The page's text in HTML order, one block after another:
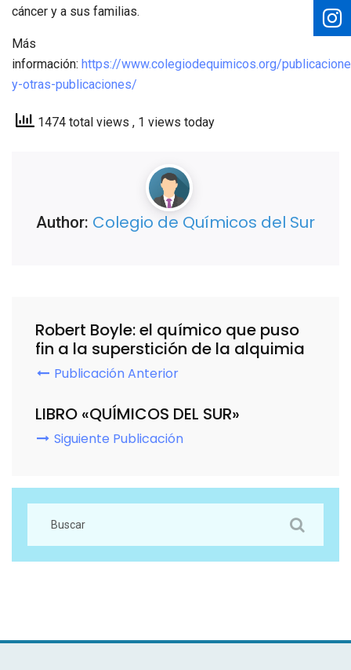
cáncer y a sus familias.
Más
información: https://www.colegiodequimicos.org/
y-otras-publicaciones/
1474 total views , 1 views today
Author: Colegio de Químicos del Sur
Robert Boyle: el químico que puso
fin a la superstición de la alquimia
Publicación Anterior
LIBRO «QUÍMICOS DEL SUR»
Siguiente Publicación